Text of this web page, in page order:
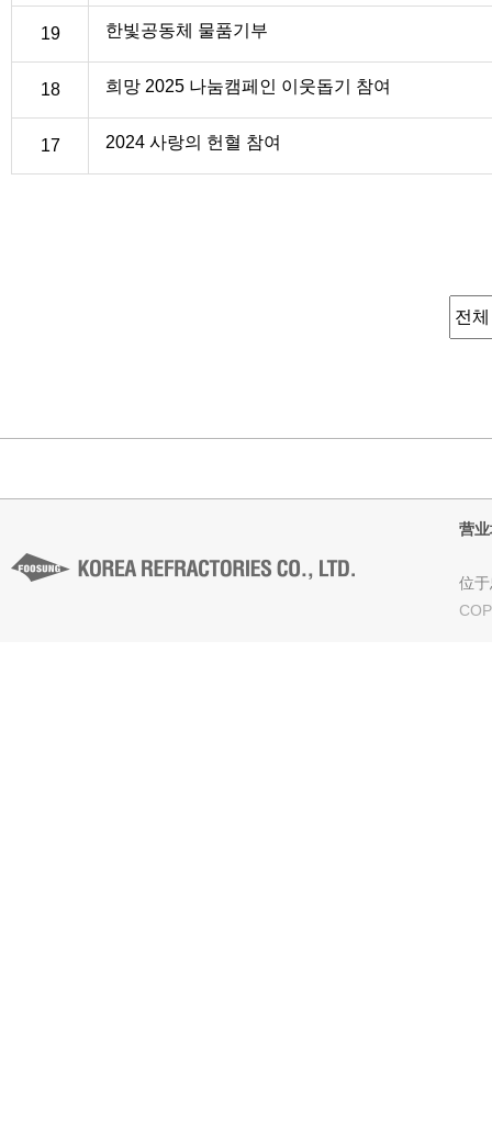
19 한빛공동체 물품기부
18 희망 2025 나눔캠페인 이웃돕기 참여
17 2024 사랑의 헌혈 참여
营
位